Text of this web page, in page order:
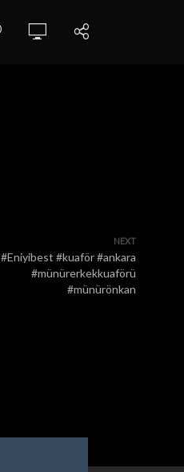
NEXT
#Eniyibest #kuaför #ankara
#münürerkekkuaförü
#münürönkan